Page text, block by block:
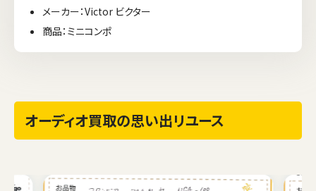
メーカー：Victor ビクター
商品：ミニコンポ
オーディオ買取の思い出リユース